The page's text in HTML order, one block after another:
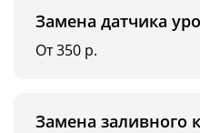
Замена датчика
От 350 р.
Замена заливного